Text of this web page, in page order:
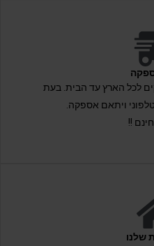
6-19 ימי עסקים לכל הארץ עד הבית. בעת
ויתאם אספקה.
!!
שלנו